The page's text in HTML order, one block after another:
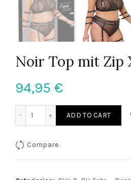
Noir Top mit Zip
94,95 €
ADD TO CART
Compare